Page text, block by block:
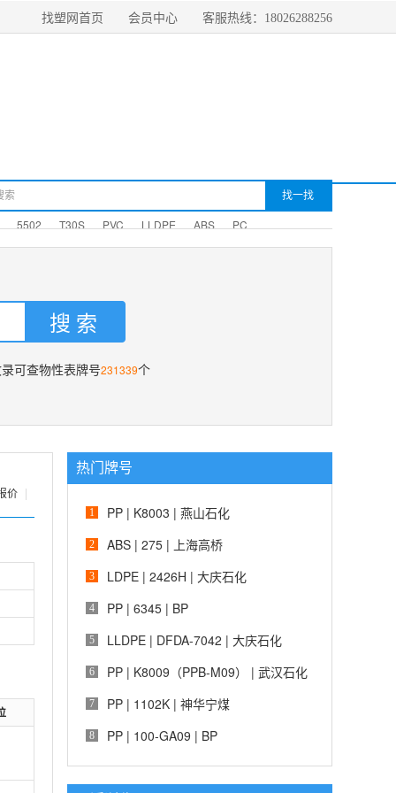
找塑网首页 会员中心 客服热线：18026288256
5502 T30S PVC LLDPE ABS PC
可查物性表牌号231339个
价
热门牌号
1 PP | K8003 | 燕山石化
2 ABS | 275 | 上海高桥
3 LDPE | 2426H | 大庆石化
4 PP | 6345 | BP
5 LLDPE | DFDA-7042 | 大庆石化
6 PP | K8009（PPB-M09） | 武汉石化
7 PP | 1102K | 神华宁煤
8 PP | 100-GA09 | BP